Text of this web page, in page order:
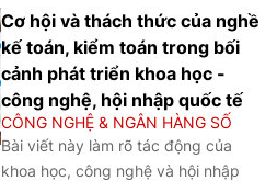
trong ngành Ngân hàng, qua đó làm
rõ những lợi ích, thách thức và hàm ý
nhằm nâng cao hiệu quả ứng dụng
AI trong bối cảnh chuyển đổi số.
Cơ hội và thách thức của nghề
kế toán, kiểm toán trong bối
cảnh phát triển khoa học -
công nghệ, hội nhập quốc tế
CÔNG NGHỆ & NGÂN HÀNG SỐ
Bài viết này làm rõ tác động của
khoa học, công nghệ và hội nhập